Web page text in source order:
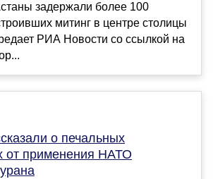
задержали более 100
митинг в центре столицы
РИА Новости со ссылкой на
о печальных
от применения НАТО